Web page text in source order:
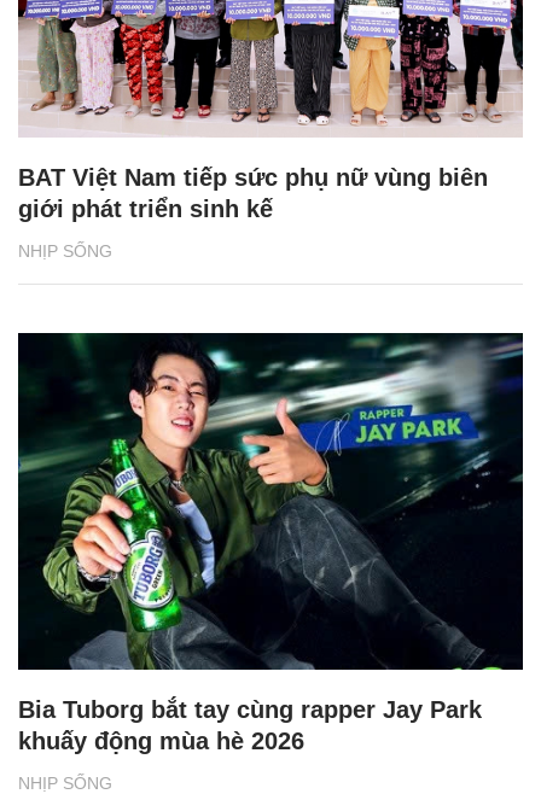
NHỊP SỐNG
BAT Việt Nam tiếp sức phụ nữ vùng biên
giới phát triển sinh kế
NHỊP SỐNG
Bia Tuborg bắt tay cùng rapper Jay Park
khuấy động mùa hè 2026